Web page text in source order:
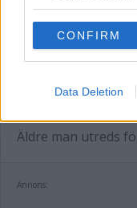
use your data for
consent section.
CONFIRM
Data Deletion
Otäck olycka
BLÅLJUS 03 augusti
Äldre man utreds
Annons: